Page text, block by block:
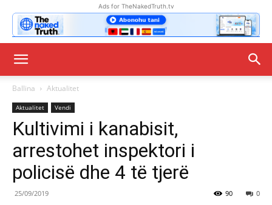
Ads for TheNakedTruth.tv
Ballina Aktualitet
Aktualitet Vendi
Kultivimi i kanabisit,
arrestohet inspektori i
policisë dhe 4 të tjerë
25/09/2019 0
90